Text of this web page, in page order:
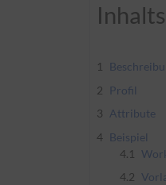
1
2
Profil
3 Attribute
4 Beispiel
4.1
4.2